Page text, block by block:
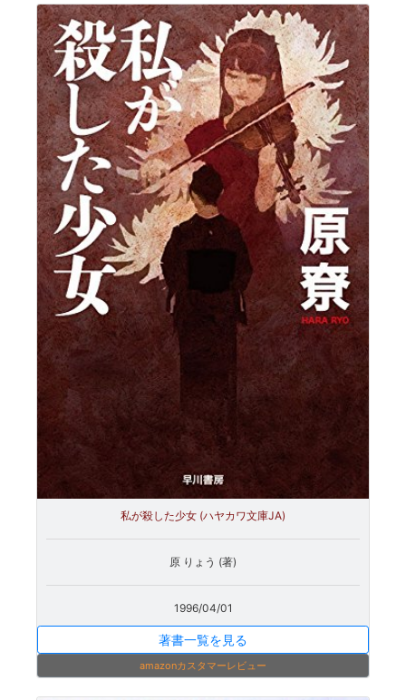
私が殺した少女 (ハヤカワ文庫JA)
原 りょう (著)
1996/04/01
著書一覧を見る
amazonカスタマーレビュー